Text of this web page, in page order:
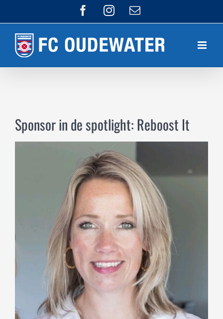
naar
inhoud
FacebookInstagram
E-
mail
Sponsor in de spotlight: Reboost It